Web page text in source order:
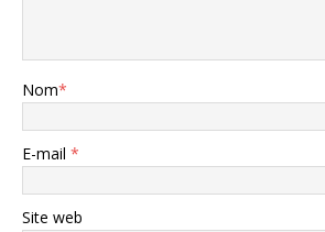
Nom*
E-mail *
Site web